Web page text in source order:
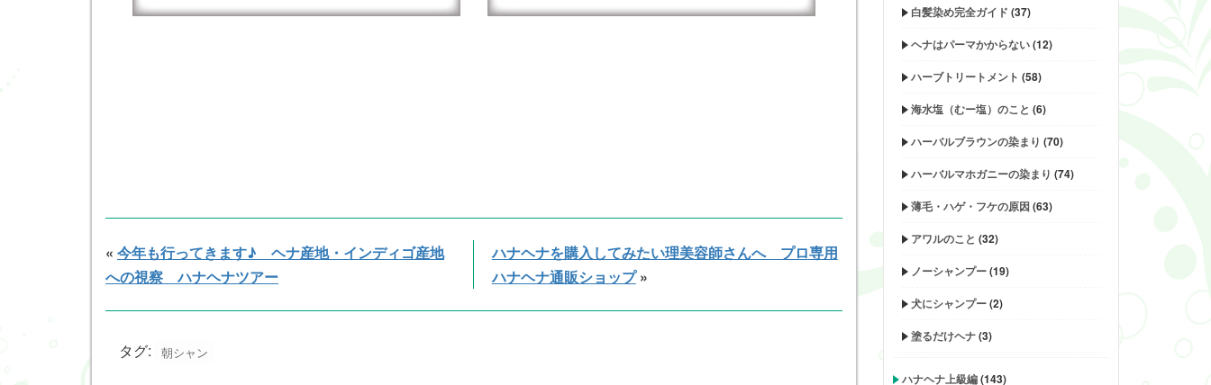
« 今年も行ってきます♪ ヘナ産地・インディゴ産地
への視察 ハナヘナツアー
ハナヘナを購入してみたい理美容師さんへ プロ専用
ハナヘナ通販ショップ»
タグ: 朝シャン
白髪染め完全ガイド (37)
ヘナはパーマかからない(12)
ハーブトリートメント (58)
海水塩（むー塩）のこと (6)
ハーバルブラウンの染まり (70)
ハーバルマホガニーの染まり (74)
薄毛・ハゲ・フケの原因(63)
アワルのこと (32)
ノーシャンプー(19)
犬にシャンプー(2)
塗るだけヘナ(3)
ハナヘナ上級編(143)